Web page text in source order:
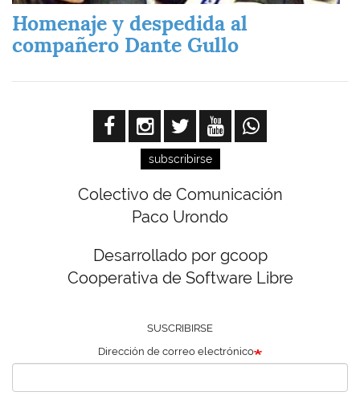
Homenaje y despedida al
compañero Dante Gullo
subscribirse
Colectivo de Comunicación
Paco Urondo
Desarrollado por gcoop
Cooperativa de Software Libre
SUSCRIBIRSE
Dirección de correo electrónico